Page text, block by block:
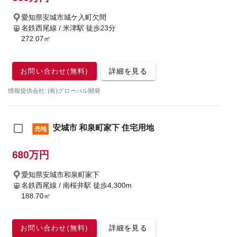
愛知県安城市城ケ入町欠間
名鉄西尾線 / 米津駅 徒歩23分
272.07㎡
お問い合わせ(無料) 詳細を見る
情報提供会社: (有)グローバル開発
売地 安城市 和泉町家下 住宅用地
680万円
愛知県安城市和泉町家下
名鉄西尾線 / 南桜井駅 徒歩4,300m
188.70㎡
お問い合わせ(無料) 詳細を見る